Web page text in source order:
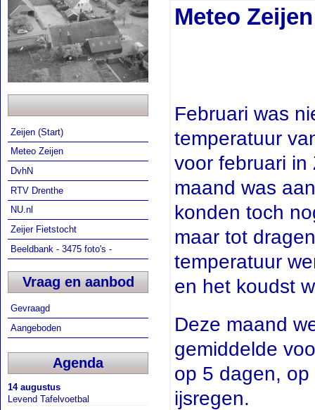
Zeijen (Start)
Meteo Zeijen
DvhN
RTV Drenthe
NU.nl
Zeijer Fietstocht
Beeldbank - 3475 foto's -
Vraag en aanbod
Gevraagd
Aangeboden
Agenda
14 augustus
Levend Tafelvoetbal
Meteo
Februari was
temperatuur
voor februari in
maand was
konden toch
maar tot
temperatuur
en het koudst
Deze maand
gemiddelde
op 5 dagen,
ijsregen.